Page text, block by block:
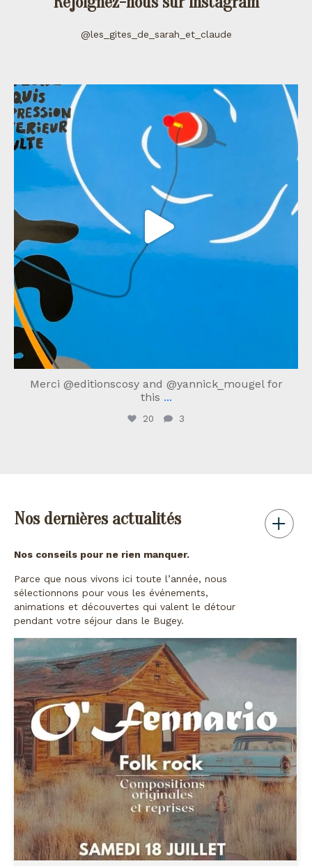
@les_gites_de_sarah_et_claude
les_gites_de_sarah_et_claude
Merci @editionscosy and @yannick_mougel for
this ...
20 3
Nos dernières actualités
Nos conseils pour ne rien manquer.
Parce que nous vivons ici toute l’année, nous
sélectionnons pour vous les événements,
animations et découvertes qui valent le détour
pendant votre séjour dans le Bugey.